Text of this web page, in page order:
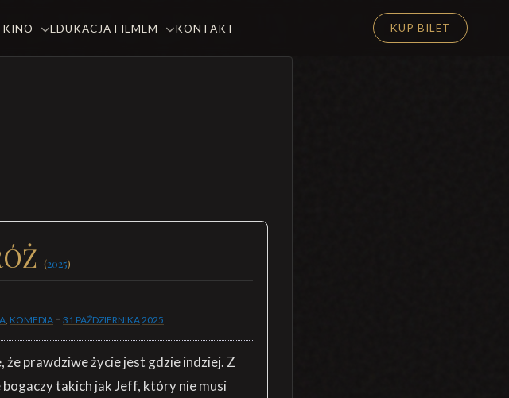
KINO EDUKACJA FILMEM KONTAKT KUP BILET
(2025)
, KOMEDIA - 31 PAŹDZIERNIKA2025
że prawdziwe życie jest gdzie indziej. Z
takich jak Jeff, który nie musi